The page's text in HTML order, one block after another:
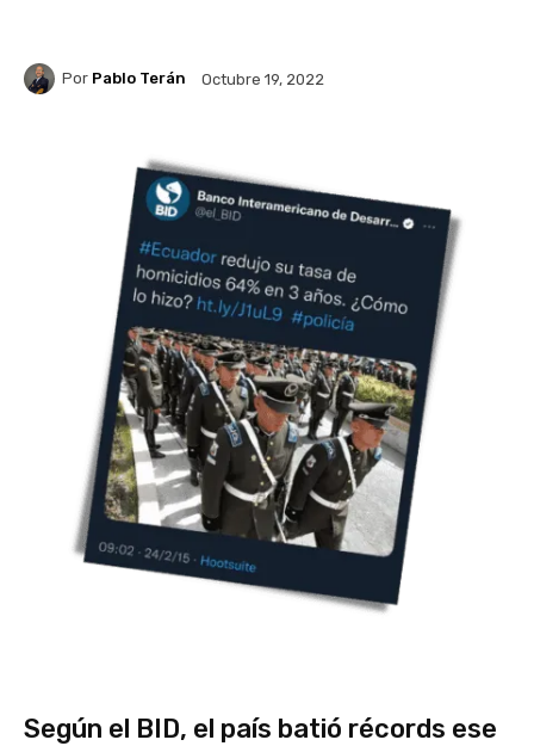
Por Pablo Terán Octubre 19, 2022
Según el BID, el país batió récords ese